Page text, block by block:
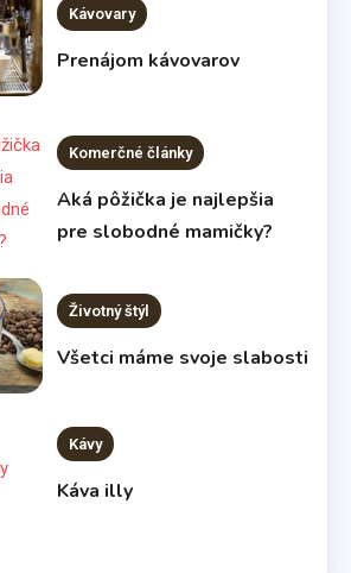
Kávovary
Prenájom kávovarov
Komerčné články
Aká pôžička je najlepšia
pre slobodné mamičky?
Životný štýl
Všetci máme svoje slabosti
Kávy
Káva illy